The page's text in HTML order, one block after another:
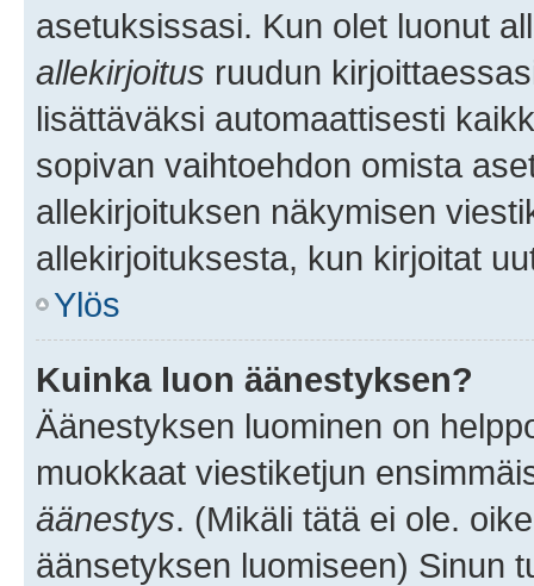
asetuksissasi. Kun olet luonut
allekirjoitus ruudun
lisättäväksi automaattisesti
sopivan vaihtoehdon omista
allekirjoituksen näkymisen
allekirjoituksesta, kun kirjoitat
Ylös
Kuinka luon äänestyksen?
Äänestyksen luominen on
muokkaat viestiketjun
äänestys. (Mikäli tätä ei ole.
äänsetyksen luomiseen) Sinun